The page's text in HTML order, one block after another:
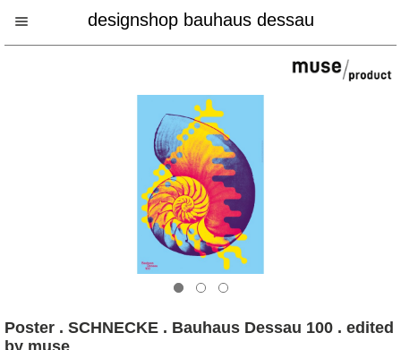
designshop bauhaus dessau
Poster . SCHNECKE . Bauhaus Dessau 100 . edited
by muse